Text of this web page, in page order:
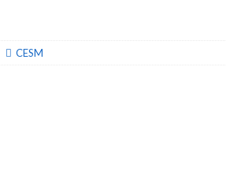
CESM